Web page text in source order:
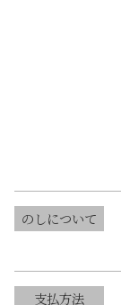
のしについて
支払方法